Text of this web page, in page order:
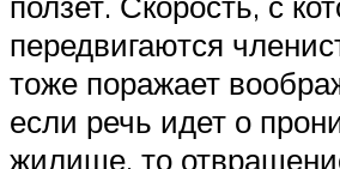
передвигаются
тоже поражает
если речь идет о
жилище, то